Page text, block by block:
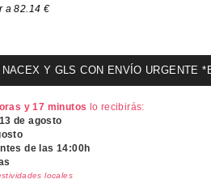
a 82.14 €
Y GLS CON ENVÍO URGENTE
y 17 minutos lo recibirás:
de agosto
de las 14:00h
locales